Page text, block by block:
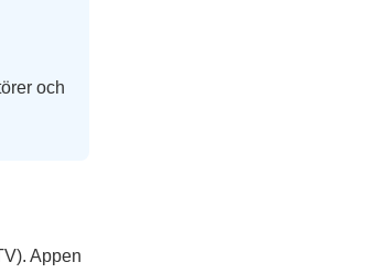
och
Appen